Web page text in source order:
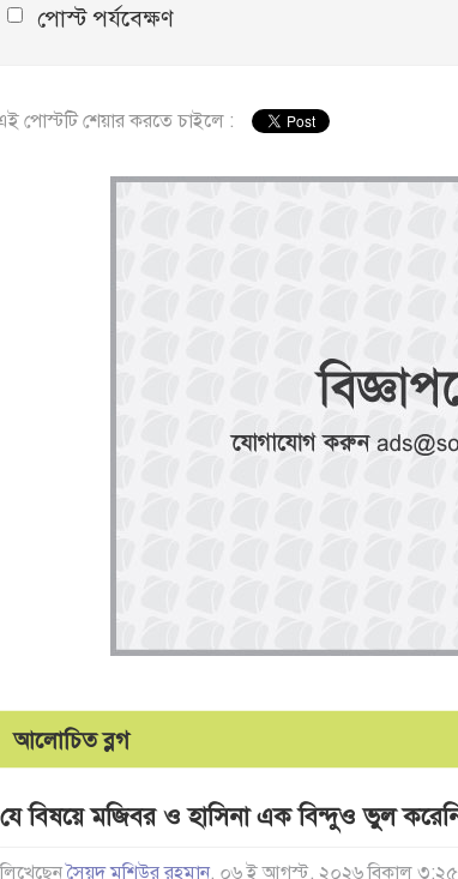
পোস্ট পর্যবেক্ষণ
পোস্টটি শেয়ার করতে চাইলে :
আলোচিত ব্লগ
যে বিষয়ে মজিবর ও হাসিনা এক বিন্দুও ভুল
লিখেছেনসৈয়দ মশিউর রহমান, ০৬ ই আগস্ট, ২০২৬ বিকাল ৩:২৫